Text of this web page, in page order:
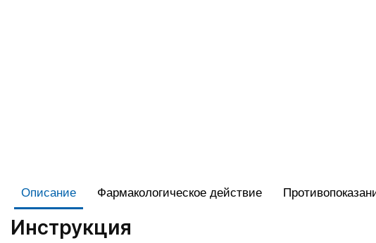
Описание Фармакологическое действие
Инструкция